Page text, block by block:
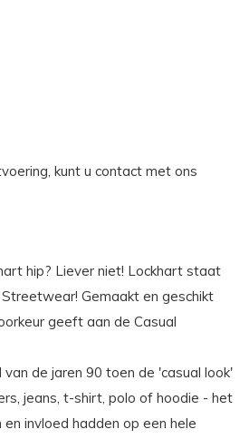
kunt u contact met ons
hip? Liever niet! Lockhart staat
Gemaakt en geschikt
geeft aan de Casual
de jaren 90 toen de 'casual look'
jeans, t-shirt, polo of hoodie - het
invloed hadden op een hele